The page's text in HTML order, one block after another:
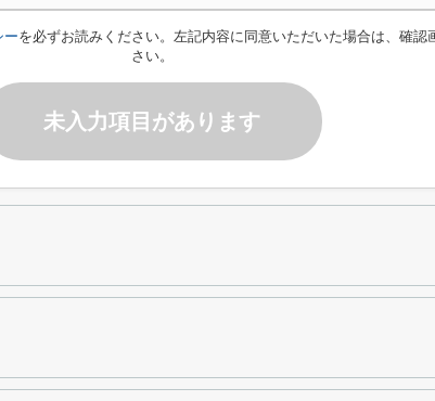
ーを必ずお読みください。左記内容に同意いただいた場合は、確認
さい。
未入力項目があります